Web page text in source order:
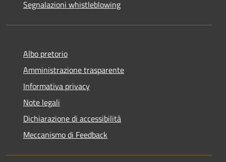
Segnalazioni whistleblowing
Albo pretorio
Amministrazione trasparente
Informativa privacy
Note legali
Dichiarazione di accessibilità
Meccanismo di Feedback